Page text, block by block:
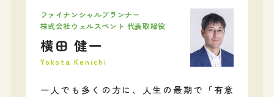
ファイナンシャルプランナー
株式会社ウェルスペント 代表取締役
横田 健一
Yokota Kenichi
一人でも多くの方に、人生の最期で「有意